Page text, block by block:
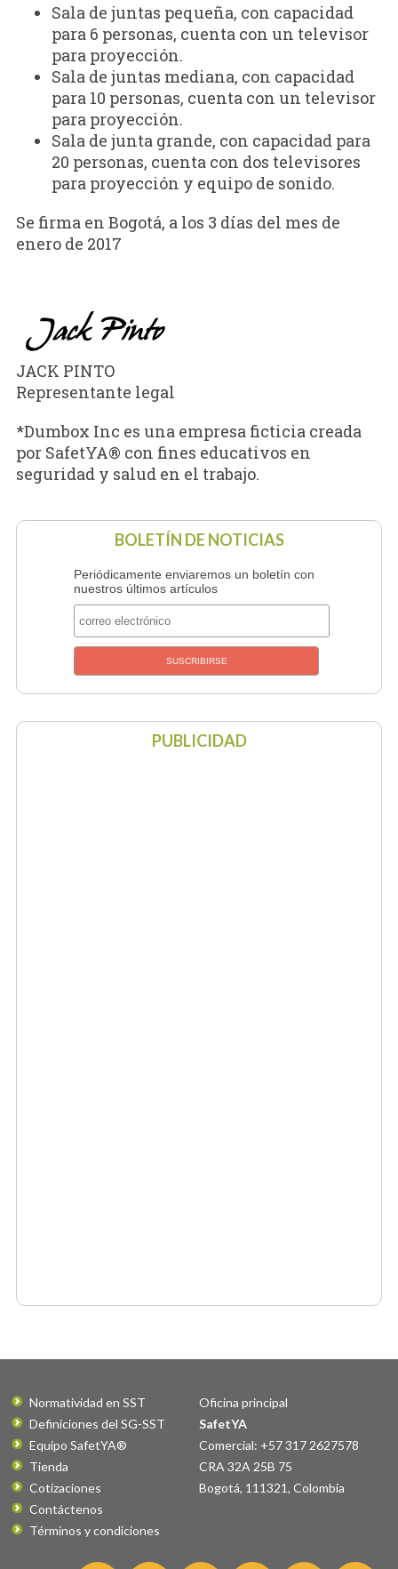
Sala de juntas pequeña, con capacidad
para 6 personas, cuenta con un televisor
para proyección.
Sala de juntas mediana, con capacidad
para 10 personas, cuenta con un televisor
para proyección.
Sala de junta grande, con capacidad para
20 personas, cuenta con dos televisores
para proyección y equipo de sonido.
Se firma en Bogotá, a los 3 días del mes de
enero de 2017
JACK PINTO
Representante legal
*Dumbox Inc es una empresa ficticia creada
por SafetYA® con fines educativos en
seguridad y salud en el trabajo.
BOLETÍN DE NOTICIAS
Periódicamente enviaremos un boletín con
nuestros últimos artículos
PUBLICIDAD
Normatividad en SST
Definiciones del SG-SST
Equipo SafetYA®
Tienda
Cotizaciones
Contáctenos
Términos y condiciones
Oficina principal
SafetYA
Comercial: +57 317 2627578
CRA 32A 25B 75
Bogotá, 111321, Colombia